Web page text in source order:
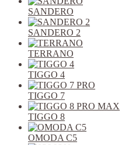
SANDERO
SANDERO 2
TERRANO
TIGGO 4
TIGGO 7
TIGGO 8
OMODA C5